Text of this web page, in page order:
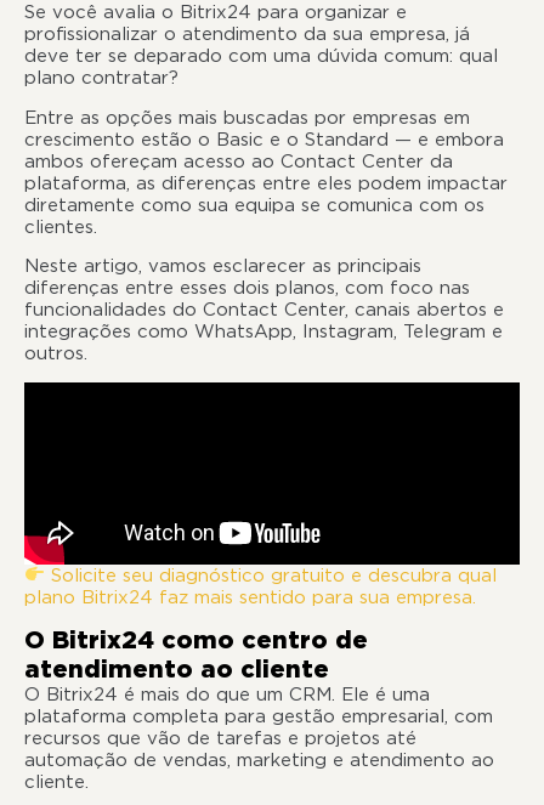
Se você avalia o Bitrix24 para organizar e
profissionalizar o atendimento da sua empresa, já
deve ter se deparado com uma dúvida comum: qual
plano contratar?
Entre as opções mais buscadas por empresas em
crescimento estão o Basic e o Standard — e embora
ambos ofereçam acesso ao Contact Center da
plataforma, as diferenças entre eles podem impactar
diretamente como sua equipa se comunica com os
clientes.
Neste artigo, vamos esclarecer as principais
diferenças entre esses dois planos, com foco nas
funcionalidades do Contact Center, canais abertos e
integrações como WhatsApp, Instagram, Telegram e
outros.
Solicite seu diagnóstico gratuito e descubra qual
plano Bitrix24 faz mais sentido para sua empresa.
O Bitrix24 como centro de
atendimento ao cliente
O Bitrix24 é mais do que um CRM. Ele é uma
plataforma completa para gestão empresarial, com
recursos que vão de tarefas e projetos até
automação de vendas, marketing e atendimento ao
cliente.